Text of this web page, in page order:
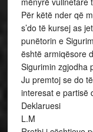
Për këtë nder që
s’do të kursej as
punëtorin e
është armiqësore
Sigurimin zgjodha
Ju premtoj se do
interesat e partisë
Deklaruesi
L.M